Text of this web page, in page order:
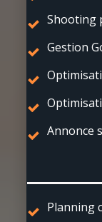
Shooting
Gestion
Annonce
Planning